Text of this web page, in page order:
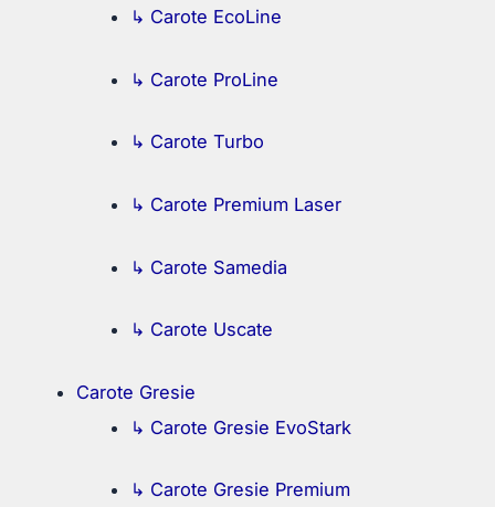
↳ Carote EcoLine
↳ Carote ProLine
↳ Carote Turbo
↳ Carote Premium Laser
↳ Carote Samedia
↳ Carote Uscate
Carote Gresie
↳ Carote Gresie EvoStark
↳ Carote Gresie Premium